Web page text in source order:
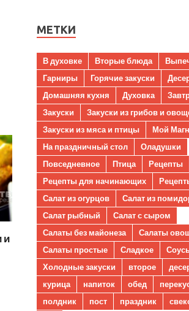
и
МЕТКИ
В духовке Вторые блюда
Гарниры
Горячие закуски
Домашняя кухня
Духовка
Закуски
Закуски из грибов и
Закуски из мяса и птицы
Мой
На праздничный стол
Оладушки
Повседневное
Птица
Рецепты
Рецепты для начинающих
Салат из огурцов
Салат из
Салат рыбный
Салат с сыром
Салаты без майонеза
Салаты
Салаты простые
Сладкое
Холодные закуски
второе
курица
напиток обед
полдник
пост праздник